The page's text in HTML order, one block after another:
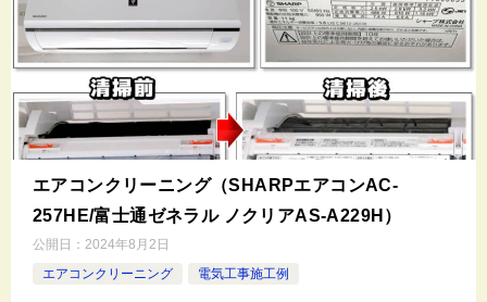
エアコンクリーニング（SHARPエアコンAC-
257HE/富士通ゼネラル ノクリアAS-A229H）
公開日： 2024年8月2日
エアコンクリーニング
電気工事施工例